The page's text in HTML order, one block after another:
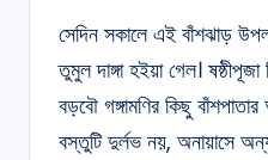
সেদিন সকালে এই বাঁশঝাড়
তুমুল দাঙ্গা হইয়া গেল।
বড়বৌ গঙ্গামণির কিছু
বস্তুটি দুর্লভ নয়, অনায়াসে